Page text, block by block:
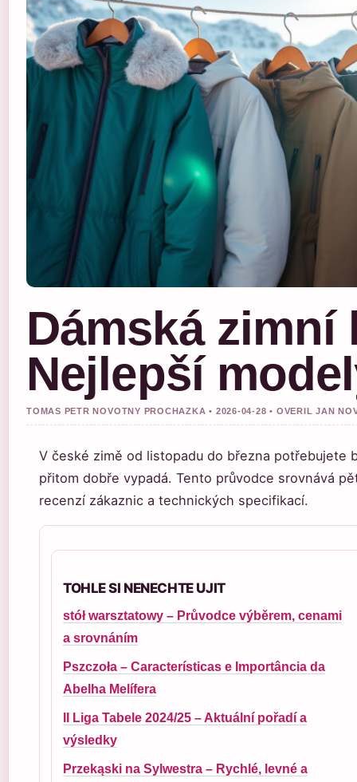
Dámská zimní
Nejlepší
TOMAS PETR NOVOTNY PROCHAZKA • 2026-04-28 • OVERIL JAN
V české zimě od listopadu do března potřebujete
přitom dobře vypadá. Tento průvodce srovnává
recenzí zákaznic a technických specifikací.
TOHLE SI NENECHTE UJIT
stół warsztatowy – Průvodce výběrem, cenami
a srovnáním
Pszczoła – Características e Importância da
Abelha Melífera
II Liga Tabele 2024/25 – Aktuální pořadí a
výsledky
Przekąski na Sylwestra – Rychlé, levné a